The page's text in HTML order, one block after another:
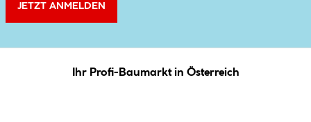
JETZT ANMELDEN
Ihr Profi-Baumarkt in Österreich